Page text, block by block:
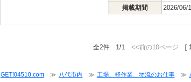
掲載期間
2026/06/
全2件 1/1 <<前の10ページ [
GET!04510.com≫ 八代市内 ≫ 工場、軽作業、物流のお仕事≫